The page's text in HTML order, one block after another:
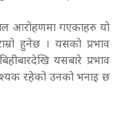
आरोहणमा गएकाहरु यो
हुनेछ । यसको प्रभाव
यसबारे प्रभाव
रहेको उनको भनाइ छ